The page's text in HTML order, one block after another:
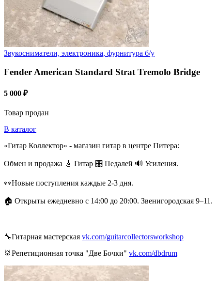
Звукосниматели, электроника, фурнитура б/у
Fender American Standard Strat Tremolo Bridge
5 000 ₽
Товар продан
В каталог
«Гитар Коллектор» - магазин гитар в центре Питера:
Обмен и продажа 🎸 Гитар 🎛 Педалей 🔊 Усиления.
👀Новые поступления каждые 2-3 дня.
🏠 Открыты ежедневно с 14:00 до 20:00. Звенигородская 9–11.
🔧Гитарная мастерская vk.com/guitarcollectorsworkshop
🥁Репетиционная точка "Две Бочки" vk.com/dbdrum